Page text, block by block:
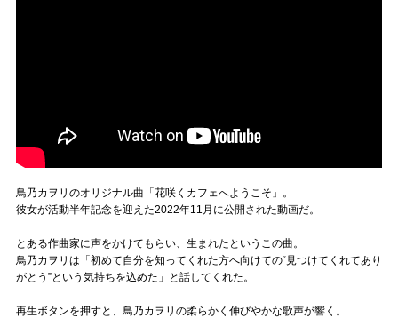
鳥乃カヲリのオリジナル曲「花咲くカフェへようこそ」。
彼女が活動半年記念を迎えた2022年11月に公開された動画だ。
とある作曲家に声をかけてもらい、生まれたというこの曲。
鳥乃カヲリは「初めて自分を知ってくれた方へ向けての“見つけてくれてあり
がとう”という気持ちを込めた」と話してくれた。
再生ボタンを押すと、鳥乃カヲリの柔らかく伸びやかな歌声が響く。